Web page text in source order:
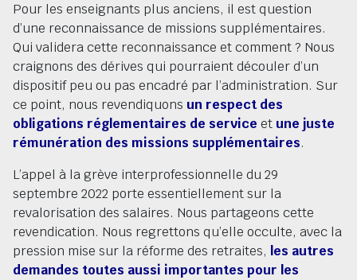
Pour les enseignants plus anciens, il est question
d’une reconnaissance de missions supplémentaires.
Qui validera cette reconnaissance et comment ? Nous
craignons des dérives qui pourraient découler d’un
dispositif peu ou pas encadré par l’administration. Sur
ce point, nous revendiquons un respect des
obligations réglementaires de service et une juste
rémunération des missions supplémentaires.
L’appel à la grève interprofessionnelle du 29
septembre 2022 porte essentiellement sur la
revalorisation des salaires. Nous partageons cette
revendication. Nous regrettons qu’elle occulte, avec la
pression mise sur la réforme des retraites, les autres
demandes toutes aussi importantes pour les